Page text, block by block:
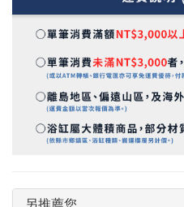
另推薦您